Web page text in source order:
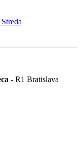
- R1 Bratislava